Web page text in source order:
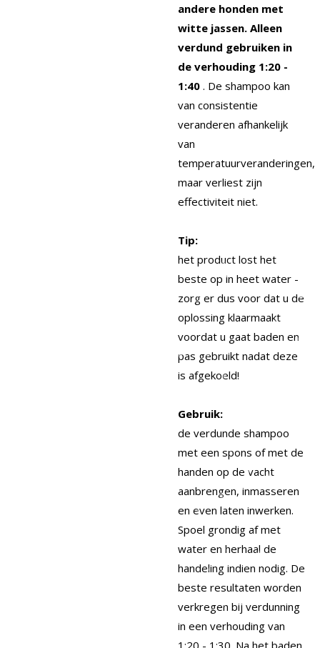
andere honden met
witte jassen. Alleen
verdund gebruiken in
de verhouding 1:20 -
1:40 . De shampoo kan
van consistentie
veranderen afhankelijk
van
temperatuurveranderingen,
maar verliest zijn
effectiviteit niet.
Tip:
het product lost het
beste op in heet water -
zorg er dus voor dat u de
oplossing klaarmaakt
voordat u gaat baden en
pas gebruikt nadat deze
is afgekoeld!
Gebruik:
de verdunde shampoo
met een spons of met de
handen op de vacht
aanbrengen, inmasseren
en even laten inwerken.
Spoel grondig af met
water en herhaal de
handeling indien nodig. De
beste resultaten worden
verkregen bij verdunning
in een verhouding van
1:20 - 1:30. Na het baden